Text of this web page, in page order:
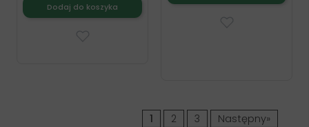
Dodaj do koszyka
1 2 3 Następny»